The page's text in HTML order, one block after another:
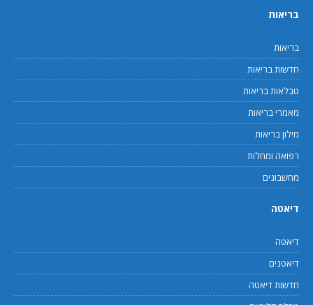
בריאות
בריאות
חדשות בריאות
טבלאות בריאות
מאמרי בריאות
מילון בריאות
רפואה ומחלות
מחשבונים
דיאטה
דיאטה
דיאטנים
חדשות דיאטה